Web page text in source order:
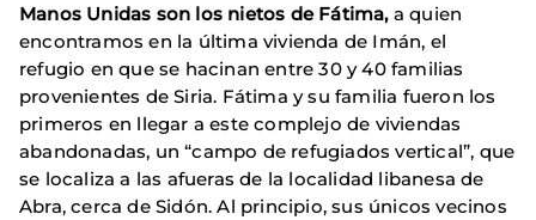
Manos Unidas son los nietos de Fátima,a quien
encontramos en la última vivienda de Imán, el
refugio en que se hacinan entre 30 y 40 familias
provenientes de Siria. Fátima y su familia fueron los
primeros en llegar a este complejo de viviendas
abandonadas, un “campo de refugiados vertical”, que
se localiza a las afueras de la localidad libanesa de
Abra, cerca de Sidón. Al principio, sus únicos vecinos